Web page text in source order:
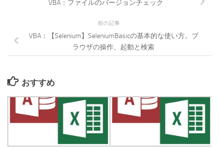
VBA：ファイルのバージョンチェック
前の記事
VBA：【Selenium】SeleniumBasicの基本的な使い方。ブ
ラウザの操作、起動と検索
おすすめ